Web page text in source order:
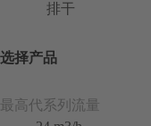
排干
选择产品
最高代系列流量